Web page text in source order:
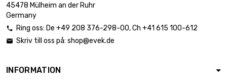
45478 Mülheim an der Ruhr
Germany
 Ring oss: De +49 208 376-298-00, Ch +41 615 100-612
 Skriv till oss på: shop@evek.de
INFORMATION